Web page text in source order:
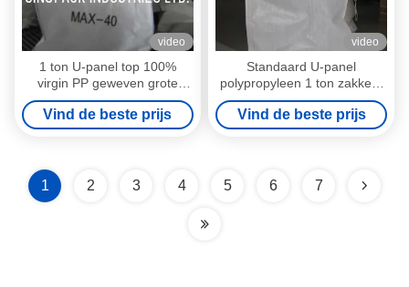
video
1 ton U-panel top 100%
virgin PP geweven grote
plunjezak voor bodem /
cement / mineralen
Vind de beste prijs
video
Standaard U-panel
polypropyleen 1 ton zakken,
de bouw van een ton Bulk
Tassen
Vind de beste prijs
1 2 3 4 5 6 7